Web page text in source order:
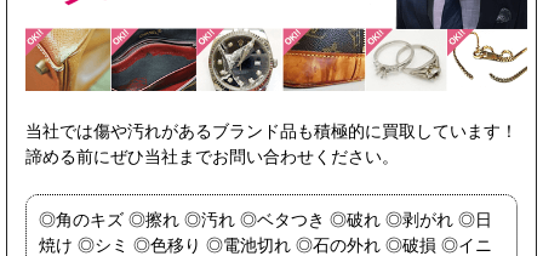
当社では傷や汚れがあるブランド品も積極的に買取しています！
諦める前にぜひ当社までお問い合わせください。
角のキズ 擦れ 汚れ ベタつき 破れ 剥がれ
日
焼け
シミ 色移り 電池切れ 石の外れ 破損
イニ